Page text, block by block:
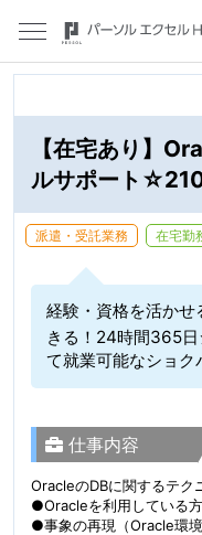
【在宅あり】
ルサポート
派遣・受託業務 在宅勤
経験・資格を活か
きる！24時間365
て就業可能なショ
仕事内容
OracleのDBに関するテク
●Oracleを利用している
●事象の再現（Oracle環境